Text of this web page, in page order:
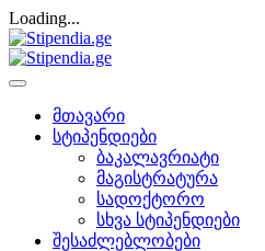
Loading...
მთავარი
სტიპენდიები
ბაკალავრიატი
მაგისტრატურა
სადოქტორო
სხვა სტიპენდიები
შესაძლებლობები